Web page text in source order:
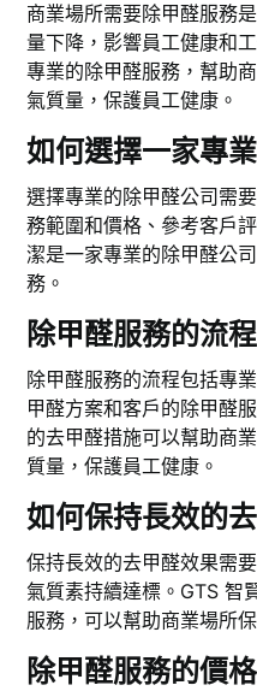
商業場所需要除甲醛服務
量下降，影響員工健康和
專業的除甲醛服務，幫助
氣質量，保護員工健康。
如何選擇一家專
選擇專業的除甲醛公司需
務範圍和價格、參考客戶
潔是一家專業的除甲醛公
務。
除甲醛服務的流
除甲醛服務的流程包括專
甲醛方案和客戶的除甲醛
的去甲醛措施可以幫助商
質量，保護員工健康。
如何保持長效的
保持長效的去甲醛效果需
氣質素持續達標。GTS 智
服務，可以幫助商業場所
除甲醛服務的價